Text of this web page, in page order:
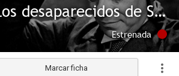
Los desaparecidos de Saint Agil
Estrenada
Marcar ficha